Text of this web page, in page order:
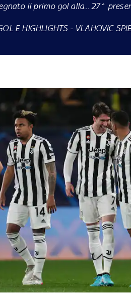
il primo gol alla... 27^
E HIGHLIGHTS - VLAHOVIC